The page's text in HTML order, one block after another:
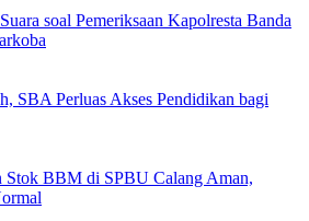
soal Pemeriksaan Kapolresta Banda
SBA Perluas Akses Pendidikan bagi
Stok BBM di SPBU Calang Aman,